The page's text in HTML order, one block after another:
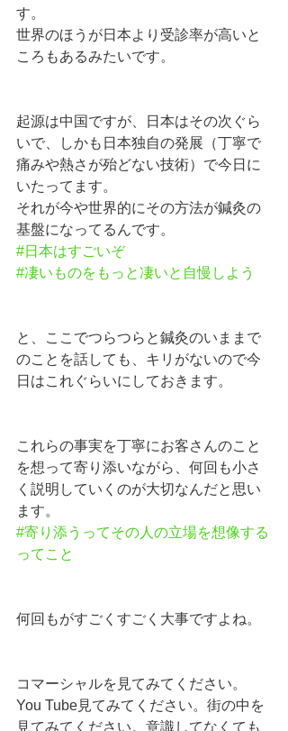
す。
世界のほうが日本より受診率が高いと
ころもあるみたいです。
起源は中国ですが、日本はその次ぐら
いで、しかも日本独自の発展（丁寧で
痛みや熱さが殆どない技術）で今日に
いたってます。
それが今や世界的にその方法が鍼灸の
基盤になってるんです。
#日本はすごいぞ
#凄いものをもっと凄いと自慢しよう
と、ここでつらつらと鍼灸のいままで
のことを話しても、キリがないので今
日はこれぐらいにしておきます。
これらの事実を丁寧にお客さんのこと
を想って寄り添いながら、何回も小さ
く説明していくのが大切なんだと思い
ます。
#寄り添うってその人の立場を想像する
ってこと
何回もがすごくすごく大事ですよね。
コマーシャルを見てみてください。
You Tube見てみてください。街の中を
見てみてください。意識してなくても